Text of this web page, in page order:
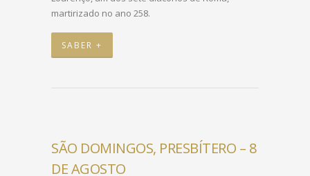
martirizado no ano 258.
SABER +
SÃO DOMINGOS, PRESBÍTERO – 8
DE AGOSTO